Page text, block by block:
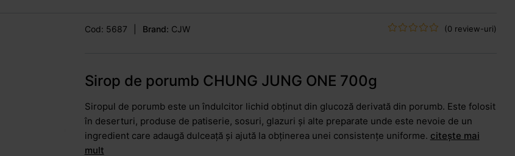
Cod: 5687 Brand: CJW (0 review-uri)
Sirop de porumb CHUNG JUNG ONE 700g
Siropul de porumb este un îndulcitor lichid obținut din glucoză derivată din porumb. Este folosit
în deserturi, produse de patiserie, sosuri, glazuri și alte preparate unde este nevoie de un
ingredient care adaugă dulceață și ajută la obținerea unei consistențe uniforme. citește mai
mult